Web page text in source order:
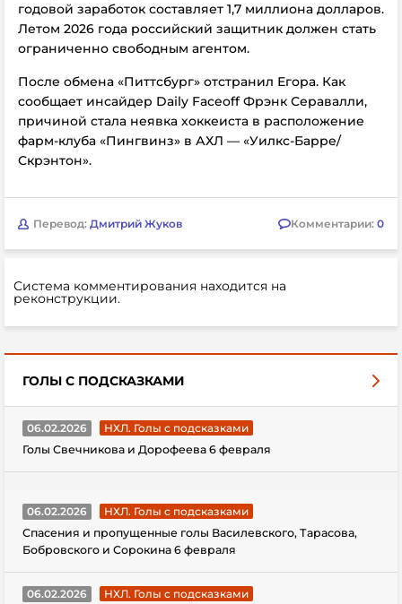
годовой заработок составляет 1,7 миллиона долларов.
Летом 2026 года российский защитник должен стать
ограниченно свободным агентом.
После обмена «Питтсбург» отстранил Егора. Как
сообщает инсайдер Daily Faceoff Фрэнк Серавалли,
причиной стала неявка хоккеиста в расположение
фарм-клуба «Пингвинз» в АХЛ — «Уилкс-Барре/
Скрэнтон».
Перевод: Дмитрий Жуков Комментарии: 0
Система комментирования находится на
реконструкции.
ГОЛЫ С ПОДСКАЗКАМИ
06.02.2026
НХЛ. Голы с подсказками
Голы Свечникова и Дорофеева 6 февраля
06.02.2026
НХЛ. Голы с подсказками
Спасения и пропущенные голы Василевского, Тарасова,
Бобровского и Сорокина 6 февраля
06.02.2026
НХЛ. Голы с подсказками